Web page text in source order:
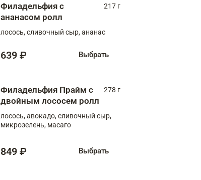
Филадельфия с
ананасом ролл
217 г
лосось, сливочный сыр, ананас
639 ₽ Выбрать
Филадельфия Прайм с
двойным лососем ролл
278 г
лосось, авокадо, сливочный сыр,
микрозелень, масаго
849 ₽ Выбрать